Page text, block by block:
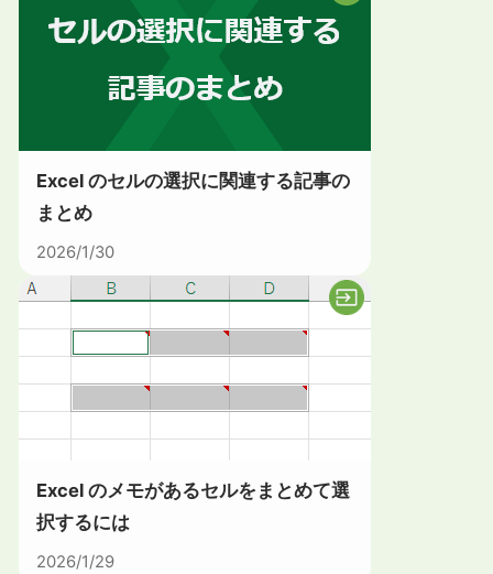
Excel のセルの選択に関連する記事の
まとめ
2026/1/30
Excel のメモがあるセルをまとめて選
択するには
2026/1/29